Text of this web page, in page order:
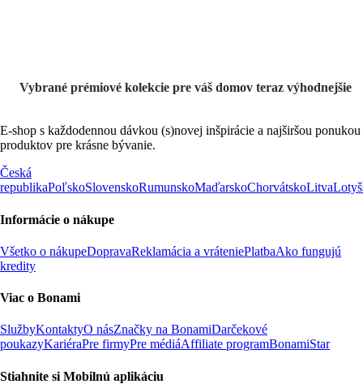
Vybrané prémiové kolekcie pre váš domov teraz výhodnejšie
E-shop s každodennou dávkou (s)novej inšpirácie a najširšou ponukou
produktov pre krásne bývanie.
Česká
republikaPoľskoSlovenskoRumunskoMaďarskoChorvátskoLitva
Informácie o nákupe
Všetko o nákupeDopravaReklamácia a vráteniePlatbaAko fungujú
kredity
Viac o Bonami
SlužbyKontaktyO násZnačky na BonamiDarčekové
poukazyKariéraPre firmyPre médiáAffiliate programBonamiStar
Stiahnite si Mobilnú aplikáciu